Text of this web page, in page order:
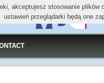
akceptujesz stosowanie
ustawień przeglądarki będą one